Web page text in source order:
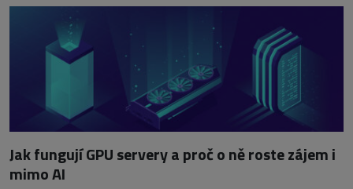
Jak fungují GPU servery a proč o ně roste zájem i
mimo AI